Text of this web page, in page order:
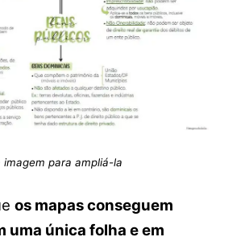
imagem para ampliá-la
os mapas conseguem
uma única folha e em